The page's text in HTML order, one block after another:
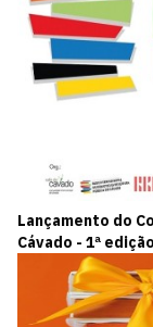
Lançamento do
Cávado - 1ª